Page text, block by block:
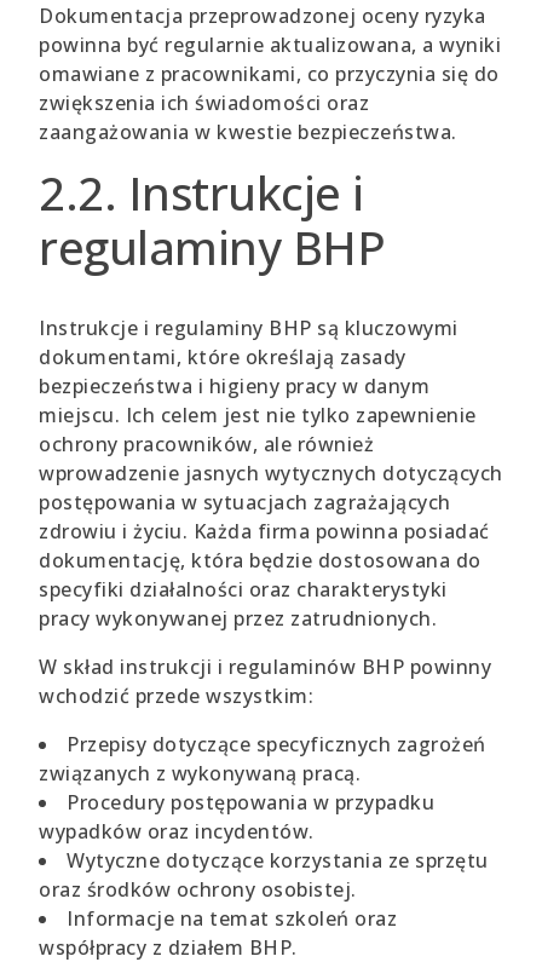
Dokumentacja przeprowadzonej oceny ryzyka
powinna być regularnie aktualizowana, a wyniki
omawiane z pracownikami, co przyczynia się do
zwiększenia ich świadomości oraz
zaangażowania w kwestie bezpieczeństwa.
2.2. Instrukcje i
regulaminy BHP
Instrukcje i regulaminy BHP są kluczowymi
dokumentami, które określają zasady
bezpieczeństwa i higieny pracy w danym
miejscu. Ich celem jest nie tylko zapewnienie
ochrony pracowników, ale również
wprowadzenie jasnych wytycznych dotyczących
postępowania w sytuacjach zagrażających
zdrowiu i życiu. Każda firma powinna posiadać
dokumentację, która będzie dostosowana do
specyfiki działalności oraz charakterystyki
pracy wykonywanej przez zatrudnionych.
W skład instrukcji i regulaminów BHP powinny
wchodzić przede wszystkim:
Przepisy dotyczące specyficznych zagrożeń
związanych z wykonywaną pracą.
Procedury postępowania w przypadku
wypadków oraz incydentów.
Wytyczne dotyczące korzystania ze sprzętu
oraz środków ochrony osobistej.
Informacje na temat szkoleń oraz
współpracy z działem BHP.